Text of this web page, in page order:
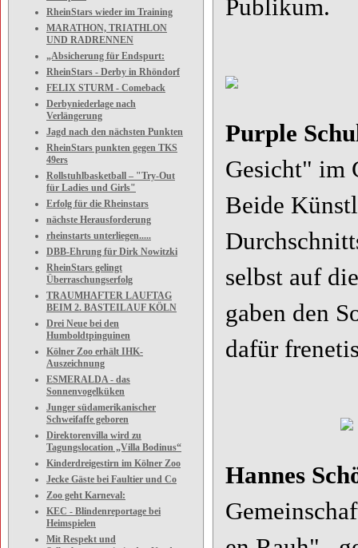
RheinStars wieder im Training
MARATHON, TRIATHLON
UND RADRENNEN
„Absicherung für Endspurt:
RheinStars - Derby in Rhöndorf
FELIX STURM - Comeback
Derbyniederlage nach
Verlängerung
Jagd nach den nächsten Punkten
RheinStars punkten gegen TKS
49ers
Rollstuhlbasketball – "Try-Out
für Ladies und Girls"
Erfolg für die Rheinstars
nächste Herausforderung
rheinstarts unterliegen.....
DBB-Ehrung für Dirk Nowitzki
RheinStars gelingt
Überraschungserfolg
TRAUMHAFTER LAUFTAG
BEIM 2. BASTEILAUF KÖLN
Drei Neue bei den
Humboldtpinguinen
Kölner Zoo erhält IHK-
Auszeichnung
ESMERALDA - das
Sonnenvogelküken
Junger südamerikanischer
Schweifaffe geboren
Direktorenvilla wird zu
Tagungslocation „Villa Bodinus“
Kinderdreigestirn im Kölner Zoo
Jecke Gäste bei Faultier und Co
Zoo geht Karneval:
KEC - Blindenreportage bei
Heimspielen
Mit Respekt und
Publikum.
Purple
Gesicht" im
Beide
selbst auf
gaben den
dafür
Hannes